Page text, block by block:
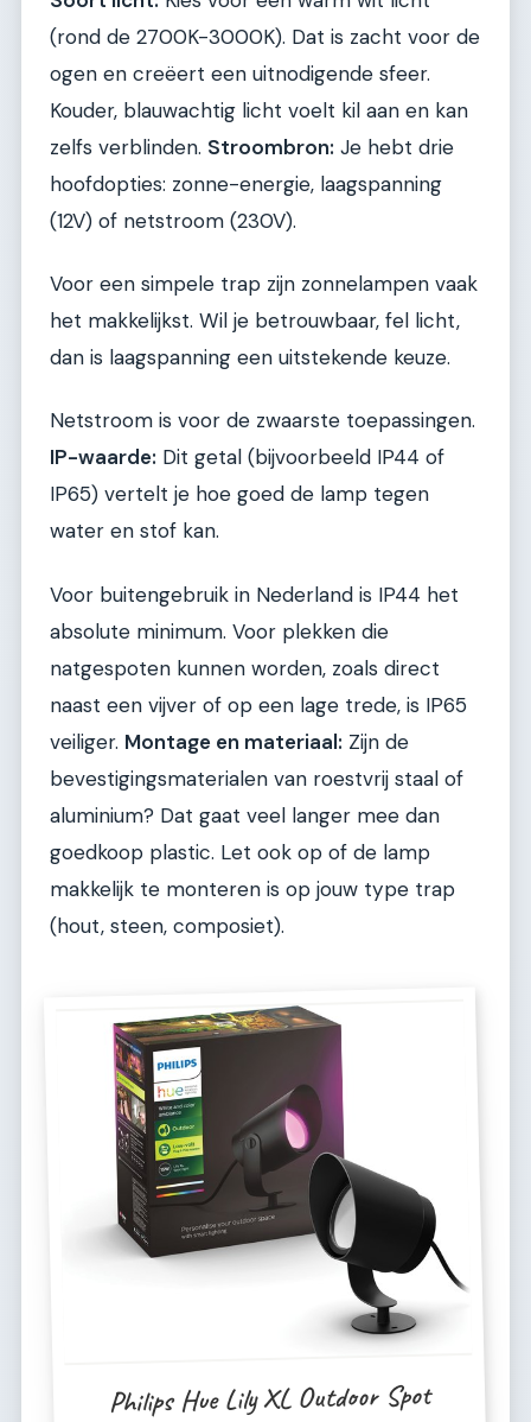
(rond de 2700K-3000K). Dat is zacht voor de
ogen en creëert een uitnodigende sfeer.
Kouder, blauwachtig licht voelt kil aan en kan
zelfs verblinden. Stroombron: Je hebt drie
hoofdopties: zonne-energie, laagspanning
(12V) of netstroom (230V).
Voor een simpele trap zijn zonnelampen vaak
het makkelijkst. Wil je betrouwbaar, fel licht,
dan is laagspanning een uitstekende keuze.
Netstroom is voor de zwaarste toepassingen.
IP-waarde: Dit getal (bijvoorbeeld IP44 of
IP65) vertelt je hoe goed de lamp tegen
water en stof kan.
Voor buitengebruik in Nederland is IP44 het
absolute minimum. Voor plekken die
natgespoten kunnen worden, zoals direct
naast een vijver of op een lage trede, is IP65
veiliger. Montage en materiaal: Zijn de
bevestigingsmaterialen van roestvrij staal of
aluminium? Dat gaat veel langer mee dan
goedkoop plastic. Let ook op of de lamp
makkelijk te monteren is op jouw type trap
(hout, steen, composiet).
Philips Hue Lily XL Outdoor Spot